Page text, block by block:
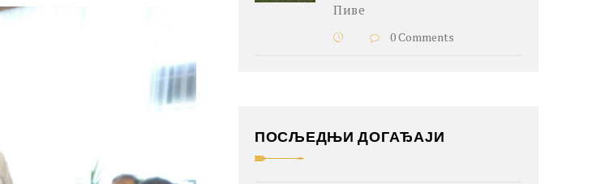
Пиве
0 Comments
ПОСЉЕДЊИ ДОГАЂАЈИ